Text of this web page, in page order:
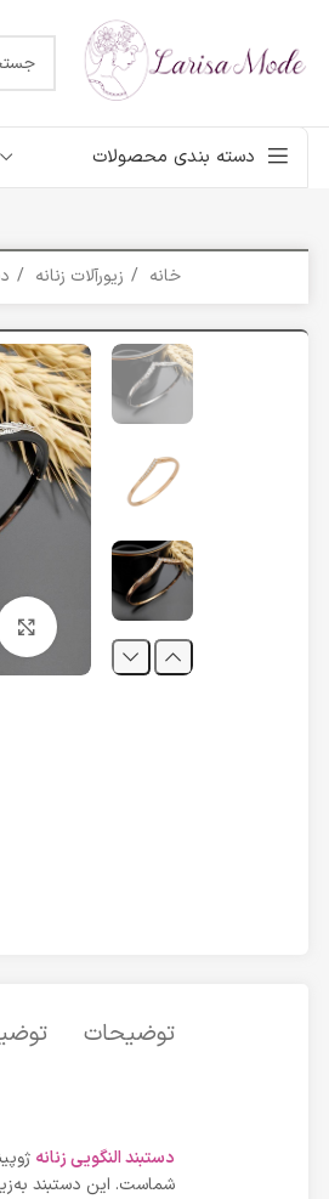
دسته بندی محصولات
خانه زیورآلات زنانه
توضیحات
دستبند النگویی زنانه
شماست. این دستبند